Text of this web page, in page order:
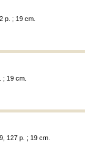
p. ; 19 cm.
; 19 cm.
127 p. ; 19 cm.